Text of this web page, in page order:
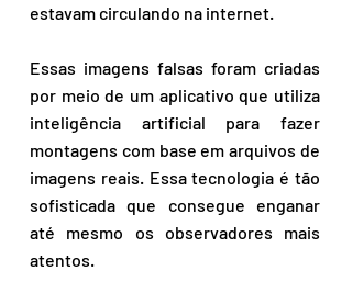
estavam circulando na internet.
Essas imagens falsas foram criadas
por meio de um aplicativo que utiliza
inteligência artificial para fazer
montagens com base em arquivos de
imagens reais. Essa tecnologia é tão
sofisticada que consegue enganar
até mesmo os observadores mais
atentos.